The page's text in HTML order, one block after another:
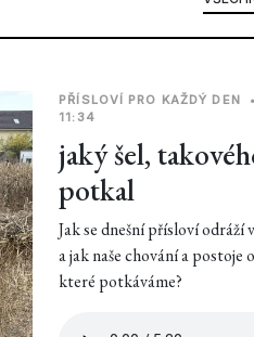
PŘÍSLOVÍ PRO KAŽDÝ DEN •
11:34
jaký šel,
potkal
Jak se dnešní přísloví odráží
a jak naše chování a postoje
které potkáváme?